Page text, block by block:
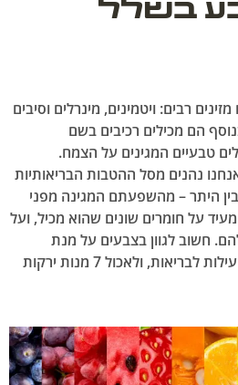
בשלל
רבים: ויטמינים, מינרלים וסיבים
הם מכילים רכיבים בשם
טבעיים המגינים על הצמח.
נהנים מסל ההטבות הבריאותיות
היתר – מהשפעתם המגינה מפני
על חומרים שונים שהוא מכיל, ועל
חשוב לגוון בצבעים על מנת
ליהנות ממגוון השפעות שמועילות לבריאות, ולאכול 7 מנות ירקות